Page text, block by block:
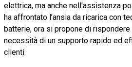
elettrica, ma anche nell'assistenza
ha affrontato l’ansia da ricarica con
batterie, ora si propone di
necessità di un supporto rapido ed
clienti.